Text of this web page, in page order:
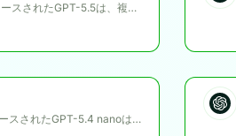
2026年4月23日にリリースされたGPT-5.5は、複雑な業務、コーディング、リサーチ、エージェント型ワークフロー向けに設計されたOpenAIの最新フロンティアモデルです。GPT-5ファミリーに属し、GPT-5.4より上位に位置し、より強力な推論能力、高度なツール利用性能、長時間タスクにおける安定した実行力を提供します。
2026年3月17日にリリースされたGPT-5.4 nanoは、GPT-5.4クラスの中で最も低コストなモデルであり、分類、データ抽出、ランキング、サブエージェント的支援などのシンプルな高頻度タスク向けに設計されています。